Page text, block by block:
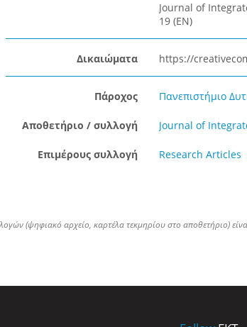
Journal of
19 (EN)
Δικαιώματα https://
Πάροχος Πανεπιστήμιο
Αποθετήριο / συλλογή Journal of
Επιμέρους συλλογή Research Articles
(ψηφιακό αρχείο, καρτέλα τεκμηρίου στο αποθετήριο)